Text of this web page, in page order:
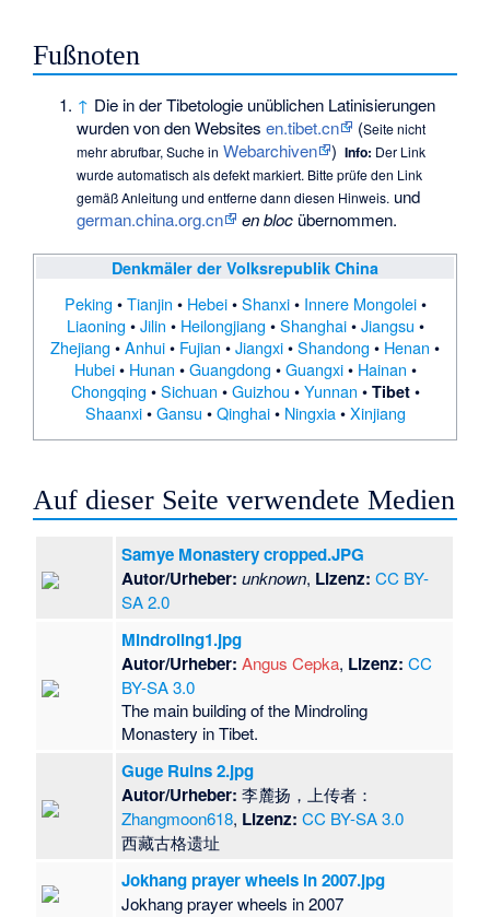
Fußnoten
↑ Die in der Tibetologie unüblichen Latinisierungen
wurden von den Websitesen.tibet.cn (Seite nicht
mehr abrufbar, Suche in Webarchiven ) Info: Der Link
wurde automatisch als defekt markiert. Bitte prüfe den Link
gemäßAnleitung und entferne dann diesen Hinweis. und
german.china.org.cn
en bloc übernommen.
Denkmäler der Volksrepublik China
Peking •Tianjin • Hebei•Shanxi• Innere Mongolei•
Liaoning •Jilin • Heilongjiang •Shanghai•Jiangsu •
Zhejiang •Anhui• Fujian •Jiangxi•Shandong • Henan •
Hubei• Hunan •Guangdong •Guangxi• Hainan •
Chongqing •Sichuan •Guizhou •Yunnan • Tibet•
Shaanxi•Gansu •Qinghai• Ningxia•Xinjiang
Auf dieser Seite verwendete Medien
Samye Monastery cropped.JPG
Autor/Urheber: unknown, Lizenz: CC BY-
SA 2.0
Mindroling1.jpg
Autor/Urheber: Angus Cepka, Lizenz: CC
BY-SA 3.0
The main building of the Mindroling
Monastery in Tibet.
Guge Ruins 2.jpg
Autor/Urheber: 李麓扬，上传者：
Zhangmoon618, Lizenz: CC BY-SA 3.0
西藏古格遗址
Jokhang prayer wheels in 2007.jpg
Jokhang prayer wheels in 2007